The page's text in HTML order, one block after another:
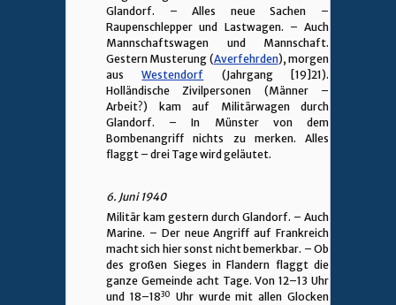
Glandorf. – Alles neue Sachen –
Raupenschlepper und Lastwagen. – Auch
Mannschaftswagen und Mannschaft.
Gestern Musterung (Averfehrden), morgen
ausWestendorf (Jahrgang [19]21).
Holländische Zivilpersonen (Männer –
Arbeit?) kam auf Militärwagen durch
Glandorf. – In Münster von dem
Bombenangriff nichts zu merken. Alles
flaggt – drei Tage wird geläutet.
6. Juni 1940
Militär kam gestern durch Glandorf. – Auch
Marine. – Der neue Angriff auf Frankreich
macht sich hier sonst nicht bemerkbar. – Ob
des großen Sieges in Flandern flaggt die
ganze Gemeinde acht Tage. Von 12–13 Uhr
und 18–1830
Uhr wurde mit allen Glocken